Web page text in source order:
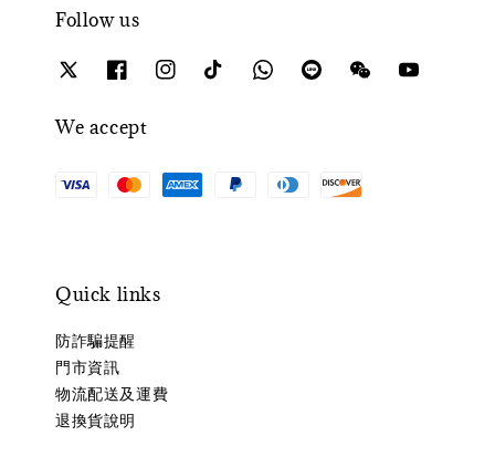
Follow us
We accept
Quick links
防詐騙提醒
門市資訊
物流配送及運費
退換貨說明